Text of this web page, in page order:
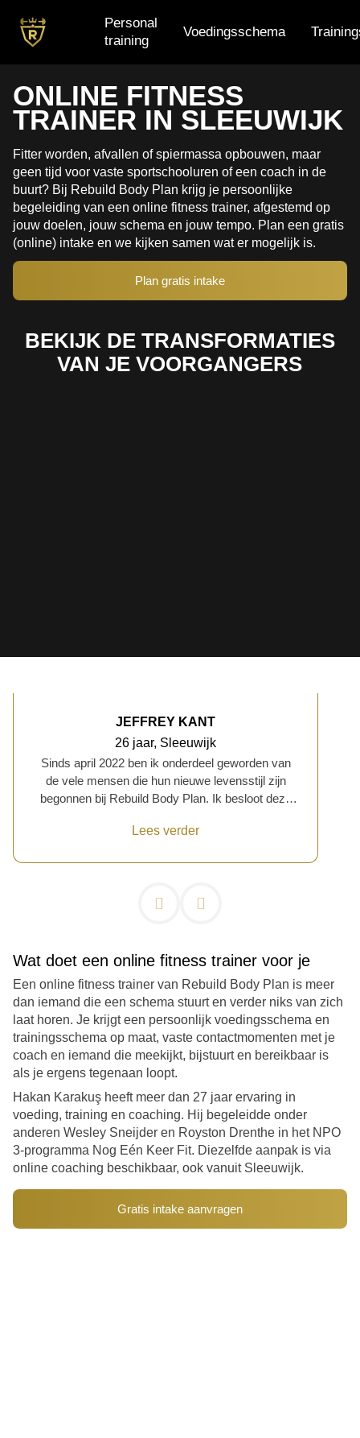
Personal
training
Voedingsschema
Personal training
Voedingsschema
Trainingsschema
Small group training
ONLINE FITNESS
TRAINER IN SLEEUWIJK
Fitter worden, afvallen of spiermassa opbouwen, maar
geen tijd voor vaste sportschooluren of een coach in de
buurt? Bij Rebuild Body Plan krijg je persoonlijke
begeleiding van een online fitness trainer, afgestemd op
jouw doelen, jouw schema en jouw tempo. Plan een gratis
(online) intake en we kijken samen wat er mogelijk is.
Plan gratis intake
BEKIJK DE TRANSFORMATIES
VAN JE VOORGANGERS
JEFFREY KANT
26 jaar, Sleeuwijk
Sinds april 2022 ben ik onderdeel geworden van
de vele mensen die hun nieuwe levensstijl zijn
begonnen bij Rebuild Body Plan. Ik besloot deze
eentje niet voor elkaar kreeg, en ik behoefte had
snel, voel me aan het einde van de dag niet meer
Daarnaast is de last die ik aan mijn voeten had,
waren dat Rebuild Body Plan me in de goede
richting zou duwen, en dat heeft het zeker gedaan.
Ik begon al snel resultaat te zien, wat me enorm
motiveerde om vol te blijven houden. In het begin
had ik mijn twijfels, vooral omdat ik bang was
constant honger te hebben. Maar door het eten in
vrij korte tussenpozen toe te staan, viel dit enorm
mee. Bovendien hebben de supplementen
geholpen om mijn hongergevoel te onderdrukken
en me de nodige energie te geven. Het is natuurlijk
niet gemakkelijk om je levensstijl volledig om te
Lees verder
Wat doet een online fitness trainer voor je
Een online fitness trainer van Rebuild Body Plan is meer
dan iemand die een schema stuurt en verder niks van zich
laat horen. Je krijgt een persoonlijk voedingsschema en
trainingsschema op maat, vaste contactmomenten met je
coach en iemand die meekijkt, bijstuurt en bereikbaar is
als je ergens tegenaan loopt.
Hakan Karakuş heeft meer dan 27 jaar ervaring in
voeding, training en coaching. Hij begeleidde onder
anderen Wesley Sneijder en Royston Drenthe in het NPO
3-programma Nog Eén Keer Fit. Diezelfde aanpak is via
online coaching beschikbaar, ook vanuit Sleeuwijk.
Gratis intake aanvragen